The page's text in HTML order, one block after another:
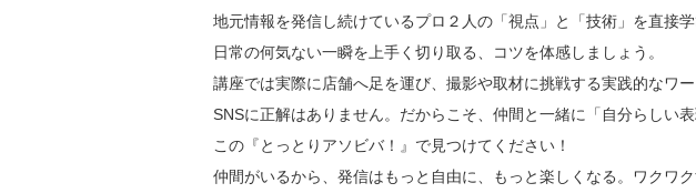
地元情報を発信し続けているプロ２人の「視点」と「技術」を直接学
日常の何気ない一瞬を上手く切り取る、コツを体感しましょう。
講座では実際に店舗へ足を運び、撮影や取材に挑戦する実践的なワー
SNSに正解はありません。だからこそ、仲間と一緒に「自分らしい表
この『とっとりアソビバ！』で見つけてください！
仲間がいるから、発信はもっと自由に、もっと楽しくなる。ワクワ